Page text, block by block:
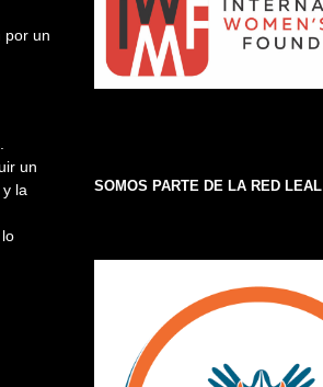
por un
un
la
SOMOS PARTE DE LA RED LEAL